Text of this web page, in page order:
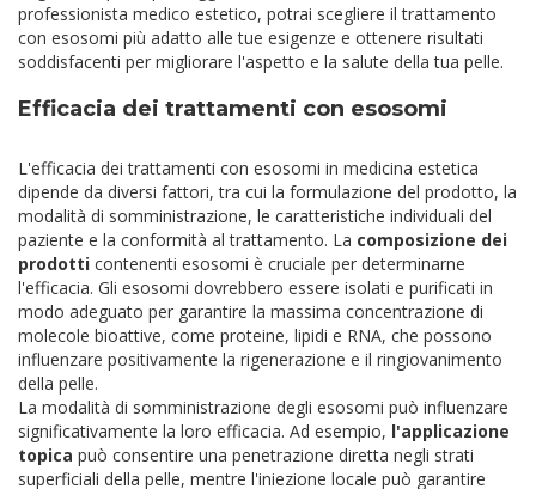
professionista medico estetico, potrai scegliere il trattamento
con esosomi più adatto alle tue esigenze e ottenere risultati
soddisfacenti per migliorare l'aspetto e la salute della tua pelle.
Efficacia dei trattamenti con esosomi
L'efficacia dei trattamenti con esosomi in medicina estetica
dipende da diversi fattori, tra cui la formulazione del prodotto, la
modalità di somministrazione, le caratteristiche individuali del
paziente e la conformità al trattamento. La composizione dei
prodotti contenenti esosomi è cruciale per determinarne
l'efficacia. Gli esosomi dovrebbero essere isolati e purificati in
modo adeguato per garantire la massima concentrazione di
molecole bioattive, come proteine, lipidi e RNA, che possono
influenzare positivamente la rigenerazione e il ringiovanimento
della pelle.
La modalità di somministrazione degli esosomi può influenzare
significativamente la loro efficacia. Ad esempio, l'applicazione
topica può consentire una penetrazione diretta negli strati
superficiali della pelle, mentre l'iniezione locale può garantire